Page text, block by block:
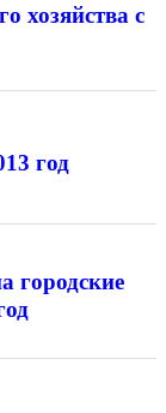
хозяйства с
год
городские